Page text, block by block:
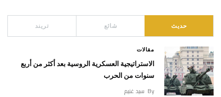
حديث شائع تريند
مقالات
الاستراتيجية العسكرية الروسية بعد أكثر من أربع
سنوات من الحرب
By سيد غنيم